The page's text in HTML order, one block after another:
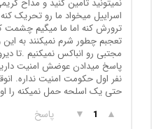
نمیتونید تامین کنید و مداح
اسراییل میخواد ما رو تحریک
ترورش کنه اما ما میگیم چشمت
تعجبم چطور شرم نمیکنند به
مجتبی رو انباکس نمیکنیم .تا
پاسخ میدادن عوضش امنیت
نفر اول حکومت امنیت نداره.
حتی یک اسلحه حمل نمیکنه را
▲
1
▼ پاسخ